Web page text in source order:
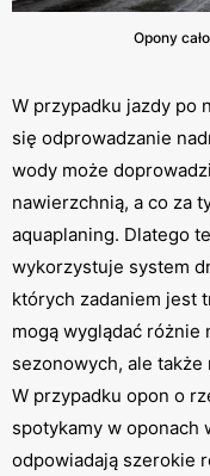
Opony
W przypadku jazdy po
się odprowadzanie
wody może
nawierzchnią, a co za
aquaplaning. Dlatego
wykorzystuje system
których zadaniem jest
mogą wyglądać różnie
sezonowych, ale także
W przypadku opon o
spotykamy w
odpowiadają szerokie